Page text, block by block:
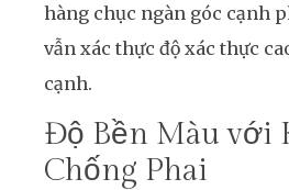
hàng chục ngàn góc cạnh
vẫn xác thực độ xác thực
cạnh.
Độ Bền Màu với
Chống Phai